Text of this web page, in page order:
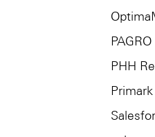
PAGRO
PHH
Primark